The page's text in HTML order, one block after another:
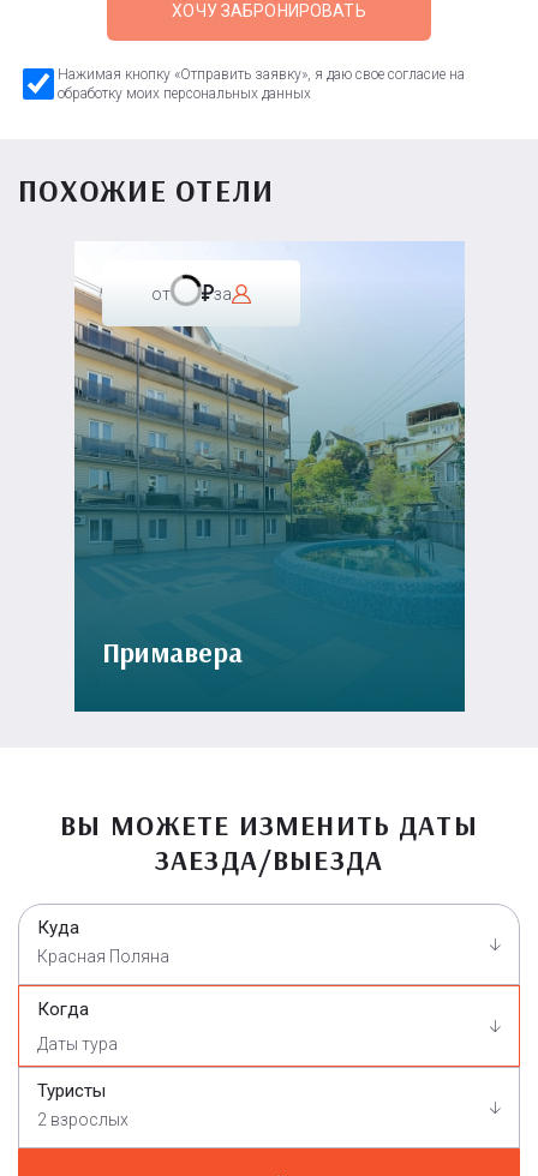
ХОЧУ ЗАБРОНИРОВАТЬ
Нажимая кнопку «Отправить заявку», я даю свое согласие на
обработку моих персональных данных
ПОХОЖИЕ ОТЕЛИ
от за
Примавера
ВЫ МОЖЕТЕ ИЗМЕНИТЬ ДАТЫ
ЗАЕЗДА/ВЫЕЗДА
Куда
Красная Поляна
Когда
Туристы
2 взрослых